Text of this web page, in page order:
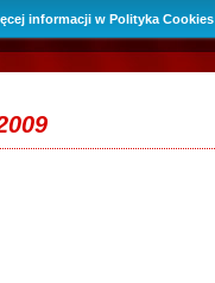
informacji w Polityka Cookies